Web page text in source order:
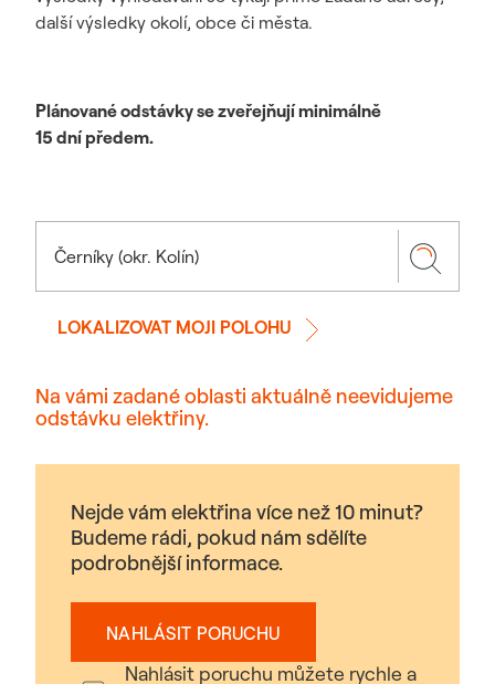
další výsledky okolí, obce či města.
Plánované odstávky se zveřejňují minimálně
15 dní předem.
LOKALIZOVAT MOJI POLOHU
Na vámi zadané oblasti aktuálně neevidujeme
odstávku elektřiny.
Nejde vám elektřina více než 10 minut?
Budeme rádi, pokud nám sdělíte
podrobnější informace.
NAHLÁSIT PORUCHU
Nahlásit poruchu můžete rychle a